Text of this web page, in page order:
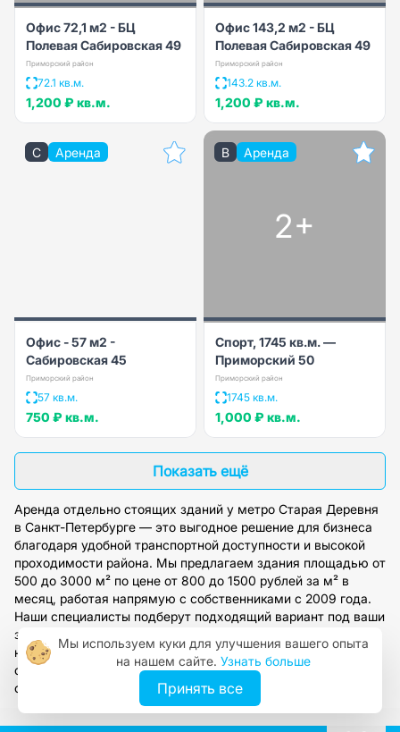
Офис 72,1 м2 - БЦ
Полевая Сабировская 49
Приморский район
72.1 кв.м.
1,200 ₽ кв.м.
Офис 143,2 м2 - БЦ
Полевая Сабировская 49
Приморский район
143.2 кв.м.
1,200 ₽ кв.м.
C Аренда
Офис - 57 м2 -
Сабировская 45
Приморский район
57 кв.м.
750 ₽ кв.м.
B Аренда
2+
Спорт, 1745 кв.м. —
Приморский 50
Приморский район
1745 кв.м.
1,000 ₽ кв.м.
Показать ещё
Аренда отдельно стоящих зданий у метро Старая Деревня
в Санкт-Петербурге — это выгодное решение для бизнеса
благодаря удобной транспортной доступности и высокой
проходимости района. Мы предлагаем здания площадью от
500 до 3000 м² по цене от 800 до 1500 рублей за м² в
месяц, работая напрямую с собственниками с 2009 года.
Наши специалисты подберут подходящий вариант под ваши
задачи, организуют просмотр и предоставят полное
юридическое сопровождение сделки. Оставьте заявку на
сайте, чтобы получить консультацию и доступ к нашей
обширной базе проверенных объектов.
Мы используем куки для улучшения вашего опыта
на нашем сайте. Узнать больше
Принять все